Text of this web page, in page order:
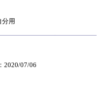
分用
2020/07/06